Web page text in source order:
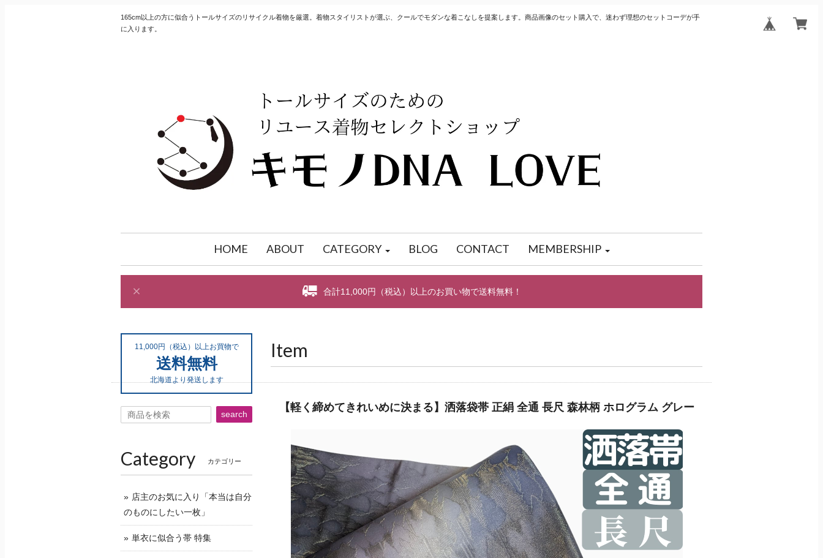
165cm以上の方に似合うトールサイズのリサイクル着物を厳選。着物スタイリストが選ぶ、クールでモダンな着こなしを提案します。商品画像のセット購入で、迷わず理想のセットコーデが手
に入ります。
HOME ABOUT CATEGORY BLOG CONTACT MEMBERSHIP
合計11,000円（税込）以上のお買い物で送料無料！
Item
【軽く締めてきれいめに決まる】洒落袋帯 正絹 全通 長尺 森林柄 ホログラム グレー
11,000円（税込）以上お買物で
送料無料
北海道より発送します
search
Category カテゴリー
店主のお気に入り「本当は自分
のものにしたい一枚」
単衣に似合う帯 特集